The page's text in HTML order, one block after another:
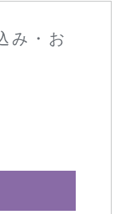
み・お